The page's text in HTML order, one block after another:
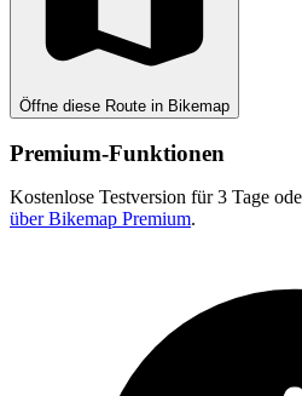
Öffne diese Route in Bikemap
Premium-Funktionen
Kostenlose Testversion für 3 Tage
über Bikemap Premium.